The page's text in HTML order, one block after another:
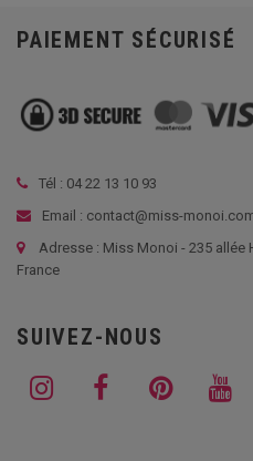
PAIEMENT SÉCURISÉ
Tél : 04 22 13 10 93
Email : contact@miss-
Adresse : Miss Monoi - 235 allée
France
SUIVEZ-NOUS